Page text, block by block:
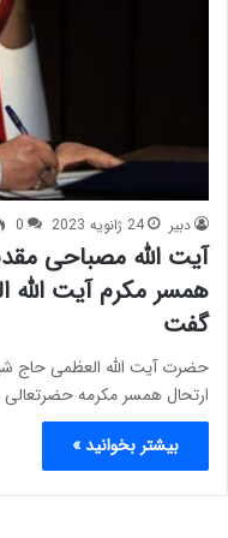
دبیر 24 ژانویه 2023 0
آیت الله مصباحی
همسر مکرم آیت
گفت
حضرت آیت الله العظمی حاج
ارتحال همسر مکرمه
بیشتر بخوانید »